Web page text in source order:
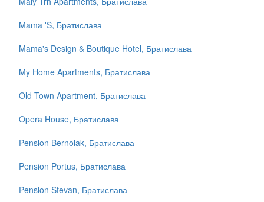
Mama 'S, Братислава
Mama's Design & Boutique Hotel, Братислава
My Home Apartments, Братислава
Old Town Apartment, Братислава
Opera House, Братислава
Pension Bernolak, Братислава
Pension Portus, Братислава
Pension Stevan, Братислава